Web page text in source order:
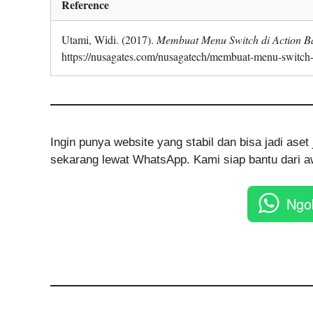
Reference
Utami, Widi. (2017). Membuat Menu Switch di Action
https://nusagates.com/nusagatech/membuat-menu-
Ingin punya website yang stabil dan bisa jadi
sekarang lewat WhatsApp. Kami siap bantu dari